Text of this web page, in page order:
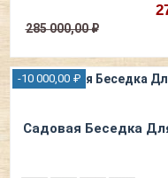
285 000,00 ₽
-10 000,00 ₽
Садовая Беседка